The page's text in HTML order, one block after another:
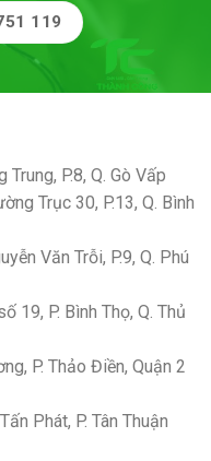
119
P.8, Q. Gò Vấp
Trục 30, P.13, Q. Bình
Văn Trỗi, P.9, Q. Phú
19, P. Bình Thọ, Q. Thủ
P. Thảo Điền, Quận 2
Phát, P. Tân Thuận